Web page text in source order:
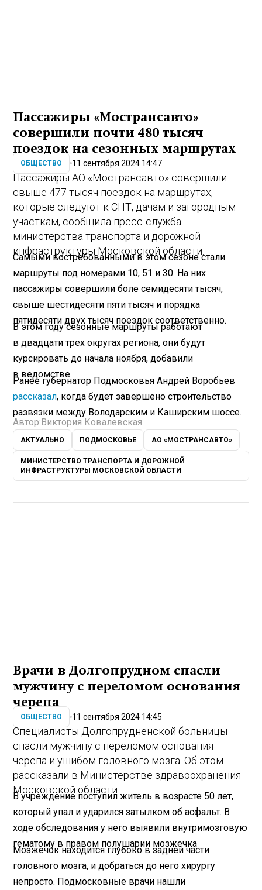
Пассажиры «Мострансавто»
совершили почти 480 тысяч
поездок на сезонных маршрутах
ОБЩЕСТВО 11 сентября 2024 14:47
Пассажиры АО «Мострансавто» совершили
свыше 477 тысяч поездок на маршрутах,
которые следуют к СНТ, дачам и загородным
участкам, сообщила пресс-служба
министерства транспорта и дорожной
инфраструктуры Московской области.
Самыми востребованными в этом сезоне стали
маршруты под номерами 10, 51 и 30. На них
пассажиры совершили боле семидесяти тысяч,
свыше шестидесяти пяти тысяч и порядка
пятидесяти двух тысяч поездок соответственно.
В этом году сезонные маршруты работают
в двадцати трех округах региона, они будут
курсировать до начала ноября, добавили
в ведомстве.
Ранее губернатор Подмосковья Андрей Воробьев
рассказал, когда будет завершено строительство
развязки между Володарским и Каширским шоссе.
Автор: Виктория Ковалевская
АКТУАЛЬНО ПОДМОСКОВЬЕ АО «МОСТРАНСАВТО»
МИНИСТЕРСТВО ТРАНСПОРТА И ДОРОЖНОЙ
ИНФРАСТРУКТУРЫ МОСКОВСКОЙ ОБЛАСТИ
Врачи в Долгопрудном спасли
мужчину с переломом основания
черепа
ОБЩЕСТВО 11 сентября 2024 14:45
Специалисты Долгопрудненской больницы
спасли мужчину с переломом основания
черепа и ушибом головного мозга. Об этом
рассказали в Министерстве здравоохранения
Московской области.
В учреждение поступил житель в возрасте 50 лет,
который упал и ударился затылком об асфальт. В
ходе обследования у него выявили внутримозговую
гематому в правом полушарии мозжечка
Мозжечок находится глубоко в задней части
головного мозга, и добраться до него хирургу
непросто. Подмосковные врачи нашли